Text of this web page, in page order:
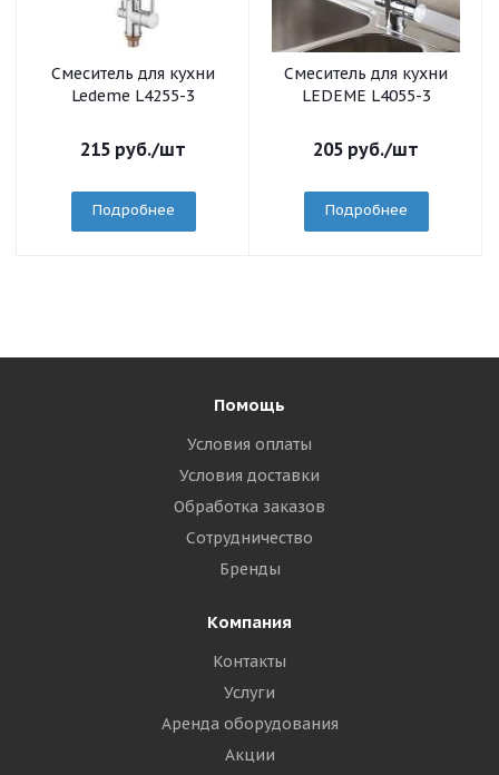
Смеситель для кухни
Ledeme L4255-3
215 руб./шт
Подробнее
Смеситель для кухни
LEDEME L4055-3
205 руб./шт
Подробнее
Помощь
Условия оплаты
Условия доставки
Обработка заказов
Сотрудничество
Бренды
Компания
Контакты
Услуги
Аренда оборудования
Акции